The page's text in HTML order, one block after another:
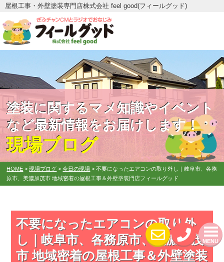
屋根工事・外壁塗装専門店株式会社 feel good(フィールグッド)
MENU
塗装に関するマメ知識やイベント
など最新情報をお届けします！
現場ブログ
HOME >現場ブログ >今日の現場 >不要になったエアコンの取り外し｜岐阜市、各務
原市、美濃加茂市 地域密着の屋根工事＆外壁塗装門店フィールグッド
不要になったエアコンの取り外
し｜岐阜市、各務原市、美濃加茂
市 地域密着の屋根工事＆外壁塗装